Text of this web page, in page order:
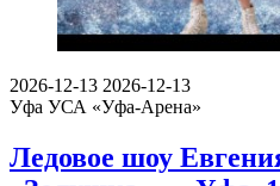
2026-12-13 2026-12-13
Уфа УСА «Уфа-Арена»
Ледовое шоу